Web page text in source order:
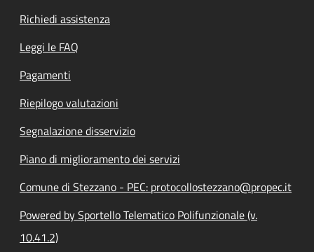
Richiedi assistenza
Leggi le FAQ
Pagamenti
Riepilogo valutazioni
Segnalazione disservizio
Piano di miglioramento dei servizi
Comune di Stezzano - PEC: protocollostezzano@propec.it
Powered by Sportello Telematico Polifunzionale (v.
10.41.2)